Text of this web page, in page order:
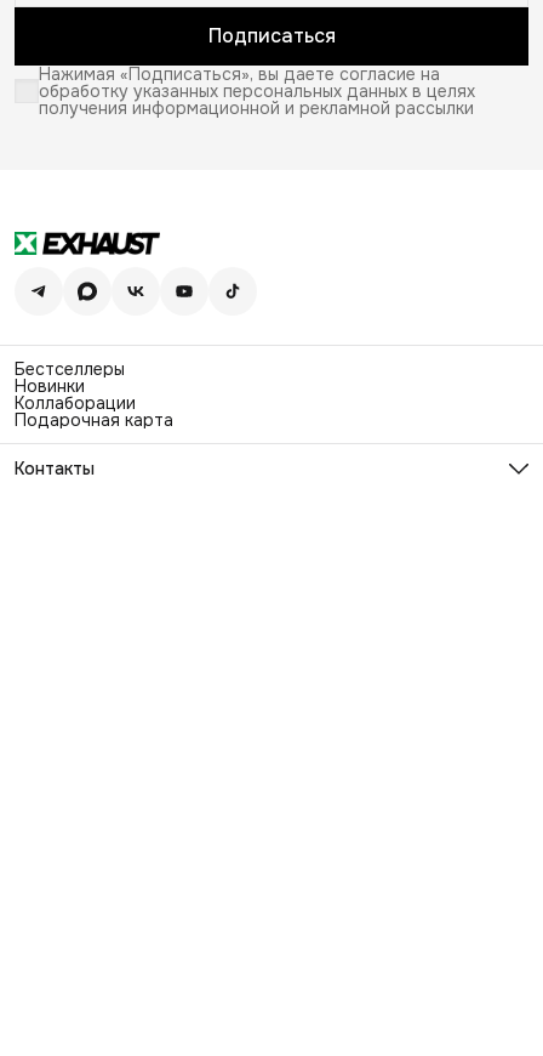
Подписаться
Нажимая «Подписаться», вы даете согласие на
обработку указанных персональных данных в целях
получения информационной и рекламной рассылки
Бестселлеры
Новинки
Коллаборации
Подарочная карта
Контакты